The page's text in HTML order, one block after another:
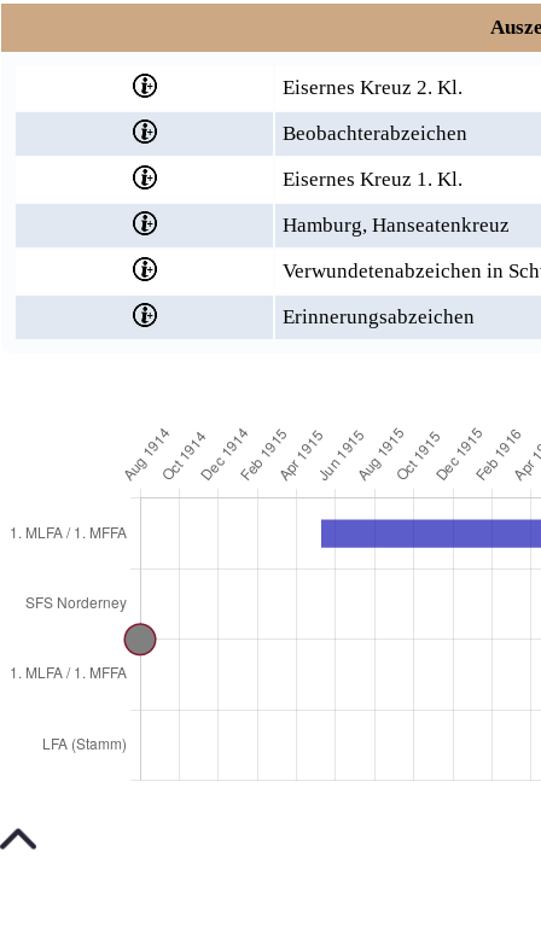
Eisernes Kreuz 2. Kl.
Beobachterabzeichen
Eisernes Kreuz 1. Kl.
Hamburg, Hanseatenkreuz
Verwundetenabzeichen in
Erinnerungsabzeichen